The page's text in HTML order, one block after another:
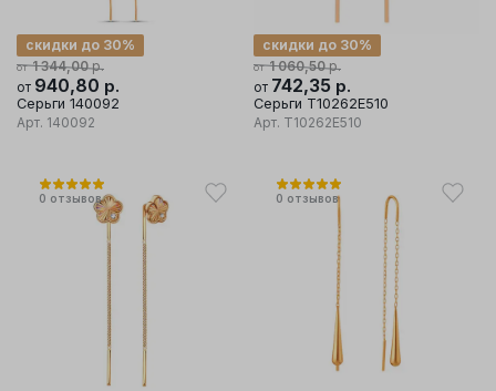
от 1 344,00р.
скидки до 30%
от 940,80 р.
Серьги 140092
Арт. 140092
от 1 060,50р.
скидки до 30%
от 742,35 р.
Серьги Т10262Е510
Арт. Т10262Е510
0 отзывов 0 отзывов